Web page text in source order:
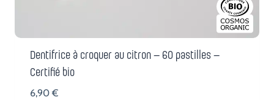
Dentifrice à croquer au citron – 60 pastilles –
Certifié bio
6,90€